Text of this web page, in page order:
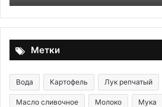
Метки
Вода Картофель Лук репчатый
Масло сливочное Молоко Мука